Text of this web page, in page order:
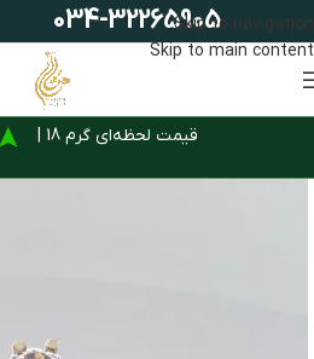
Skip to navigation
Skip to main content
034-32265905
قیمت لحظه‌ای گرم 18 |